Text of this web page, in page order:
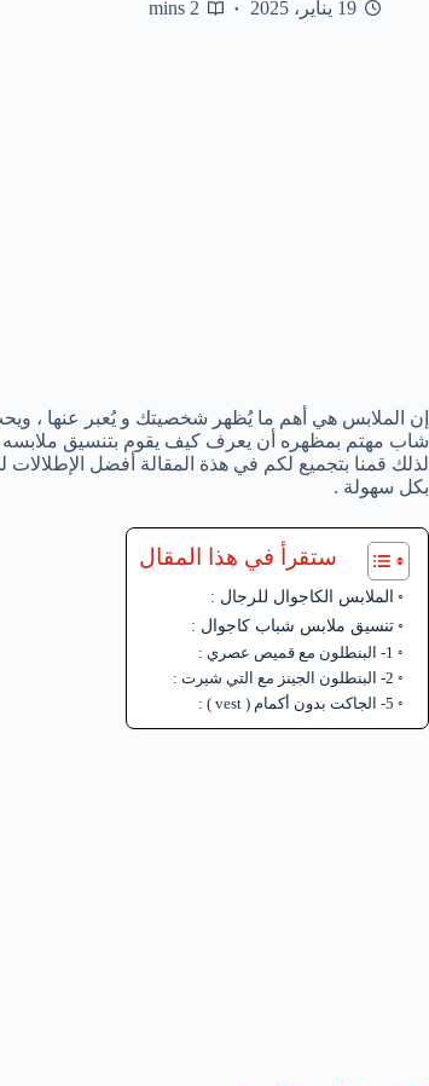
19 يناير، 2025 2 mins
إن الملابس هي أهم ما يُظهر شخصيتك و يُعبر عنها ،
شاب مهتم بمظهره أن يعرف كيف يقوم بتنسيق ملابسه
لذلك قمنا بتجميع لكم في هذة المقالة أفضل
بكل سهولة .
ستقرأ في هذا المقال
الملابس الكاجوال للرجال :
تنسيق ملابس شباب كاجوال :
1- البنطلون مع قميص عصري :
2- البنطلون الجينز مع التي شيرت :
5- الجاكت بدون أكمام ( vest ) :